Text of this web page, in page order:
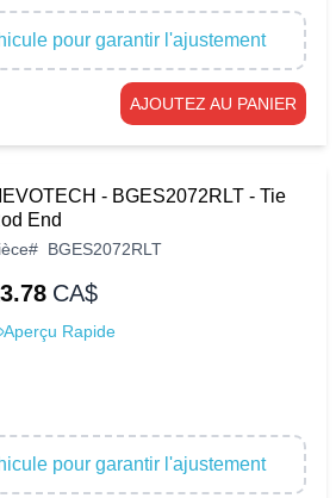
pour garantir l'ajustement
AJOUTEZ AU PANIER
- BGES2072RLT - Tie
End
# BGES2072RLT
CA$
Aperçu Rapide
pour garantir l'ajustement